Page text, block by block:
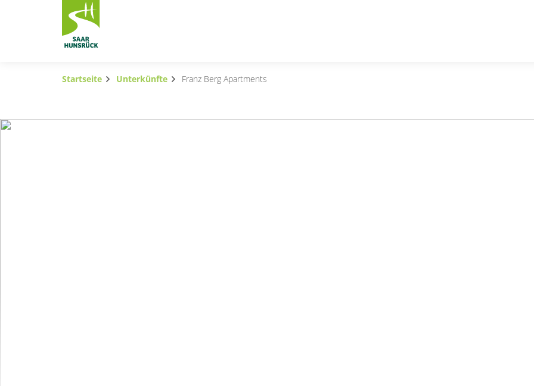
Zum Hauptinhalt springen
Subnavigation umschalten
Startseite Unterkünfte Franz Berg Apartments